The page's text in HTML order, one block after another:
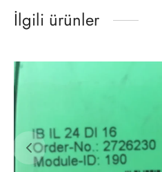
İlgili ürünler